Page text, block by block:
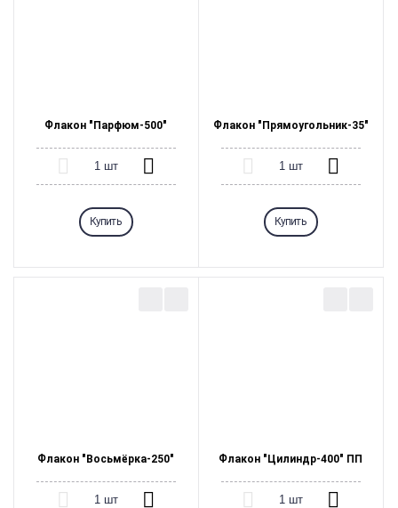
Флакон "Парфюм-500"
Купить
Флакон "Прямоугольник-35"
Купить
Флакон "Восьмёрка-250" Флакон "Цилиндр-400" ПП
Контактный адрес: